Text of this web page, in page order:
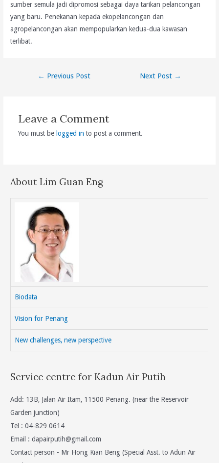
sumber semula jadi dipromosi sebagai daya tarikan pelancongan
yang baru. Penekanan kepada ekopelancongan dan
agropelancongan akan mempopularkan kedua-dua kawasan
terlibat.
← Previous Post Next Post →
Leave a Comment
You must be logged in to post a comment.
About Lim Guan Eng
Biodata
Vision for Penang
New challenges, new perspective
Service centre for Kadun Air Putih
Add: 13B, Jalan Air Itam, 11500 Penang. (near the Reservoir
Garden junction)
Tel : 04-829 0614
Email :dapairputih@gmail.com
Contact person - Mr Hong Kian Beng (Special Asst. to Adun Air